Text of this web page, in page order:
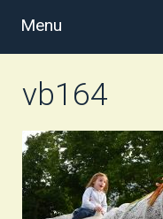
Menu
vb164